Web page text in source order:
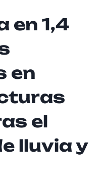
en 1,4
en
el
lluvia y